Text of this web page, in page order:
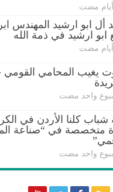
أل ابو ارشيد المهندس
ابو ارشيد في ذمة الله
يغيب المحامي القومي
واحد مضت
شباب كلنا الأردن في
متخصصة في “صناعة
واحد مضت